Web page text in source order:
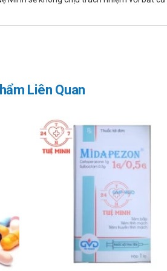
hành xét nghiệm enzym gan trước
bệnh gan và/hoặc uống nhiều rượu,
đặc biệt. Trong những trường hợp
biểu hiện về cơ như đau cơ, cứng cơ,
bị bệnh cơ cấp và nặng hoặc có
về chuyển hóa, nội tiết, điện giải
thai và chỉ trong trường hợp tăng
đối tượng nào?
mạch vành không đáp ứng chế độ
Liên Quan